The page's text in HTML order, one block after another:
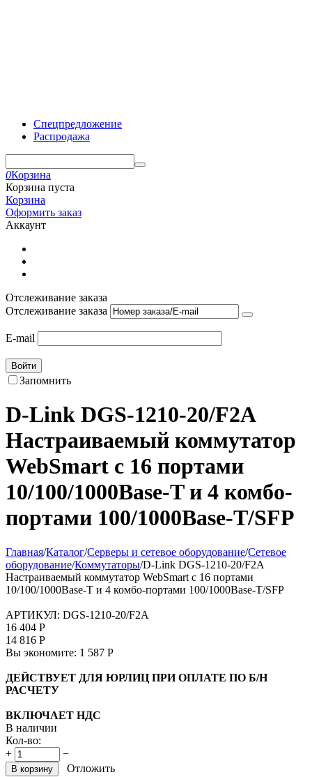
Спецпредложение
Распродажа
0Корзина
Корзина пуста
Корзина
Оформить заказ
Аккаунт
Отслеживание заказа
Отслеживание заказа
E-mail
Войти
Запомнить
D-Link DGS-1210-20/F2A
Настраиваемый коммутатор
WebSmart с 16 портами
10/100/1000Base-T и 4 комбо-
портами 100/1000Base-T/SFP
Главная/Каталог/Серверы и сетевое оборудование/Сетевое
оборудование/Коммутаторы/D-Link DGS-1210-20/F2A
Настраиваемый коммутатор WebSmart с 16 портами
10/100/1000Base-T и 4 комбо-портами 100/1000Base-T/SFP
АРТИКУЛ: DGS-1210-20/F2A
16 404 Р
14 816 Р
Вы экономите: 1 587 Р
ДЕЙСТВУЕТ ДЛЯ ЮРЛИЦ ПРИ ОПЛАТЕ ПО Б/Н
РАСЧЕТУ
ВКЛЮЧАЕТ НДС
В наличии
Кол-во:
+
−
В корзину Отложить